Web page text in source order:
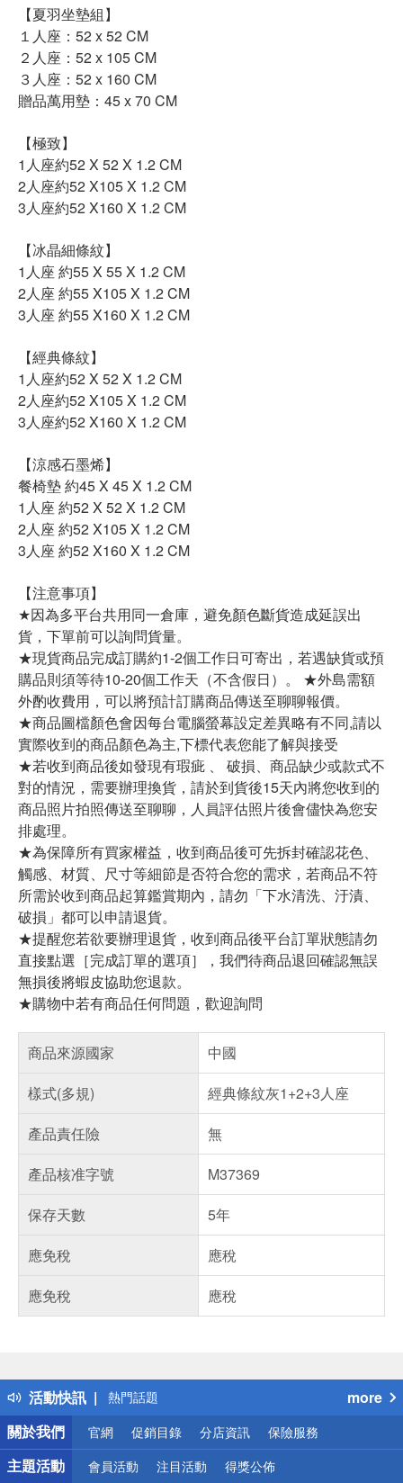
【夏羽坐墊組】
１人座：52 x 52 CM
２人座：52 x 105 CM
３人座：52 x 160 CM
贈品萬用墊：45 x 70 CM
【極致】
1人座約52 X 52 X 1.2 CM
2人座約52 X105 X 1.2 CM
3人座約52 X160 X 1.2 CM
【冰晶細條紋】
1人座 約55 X 55 X 1.2 CM
2人座 約55 X105 X 1.2 CM
3人座 約55 X160 X 1.2 CM
【經典條紋】
1人座約52 X 52 X 1.2 CM
2人座約52 X105 X 1.2 CM
3人座約52 X160 X 1.2 CM
【涼感石墨烯】
餐椅墊 約45 X 45 X 1.2 CM
1人座 約52 X 52 X 1.2 CM
2人座 約52 X105 X 1.2 CM
3人座 約52 X160 X 1.2 CM
【注意事項】
★因為多平台共用同一倉庫，避免顏色斷貨造成延誤出
貨，下單前可以詢問貨量。
★現貨商品完成訂購約1-2個工作日可寄出，若遇缺貨或預
購品則須等待10-20個工作天（不含假日）。 ★外島需額
外酌收費用，可以將預計訂購商品傳送至聊聊報價。
★商品圖檔顏色會因每台電腦螢幕設定差異略有不同,請以
實際收到的商品顏色為主,下標代表您能了解與接受
★若收到商品後如發現有瑕疵 、 破損、商品缺少或款式不
對的情況，需要辦理換貨，請於到貨後15天內將您收到的
商品照片拍照傳送至聊聊，人員評估照片後會儘快為您安
排處理。
★為保障所有買家權益，收到商品後可先拆封確認花色、
觸感、材質、尺寸等細節是否符合您的需求，若商品不符
所需於收到商品起算鑑賞期內，請勿「下水清洗、汙漬、
破損」都可以申請退貨。
★提醒您若欲要辦理退貨，收到商品後平台訂單狀態請勿
直接點選［完成訂單的選項］，我們待商品退回確認無誤
無損後將蝦皮協助您退款。
★購物中若有商品任何問題，歡迎詢問
商品來源國家
中國
樣式(多規)
經典條紋灰1+2+3人座
產品責任險
無
產品核准字號
M37369
保存天數
5年
應免稅
應稅
應免稅
應稅
活動快訊
得獎公告
熱門話題
銀行優惠
偏遠地區配送
詐騙網頁！請小心！
more
關於我們
官網 促銷目錄 分店資訊 保險服務
主題活動 會員活動 注目活動 得獎公佈